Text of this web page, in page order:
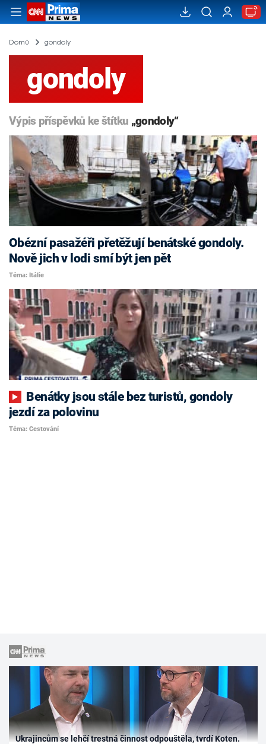
Domů gondoly
gondoly
Výpis příspěvků ke štítku „gondoly“
Obézní pasažéři přetěžují benátské gondoly.
Nově jich v lodi smí být jen pět
Téma: Itálie
jezdí za polovinu
Téma: Cestování
Ukrajincům se lehčí trestná činnost odpouštěla, tvrdí Koten.